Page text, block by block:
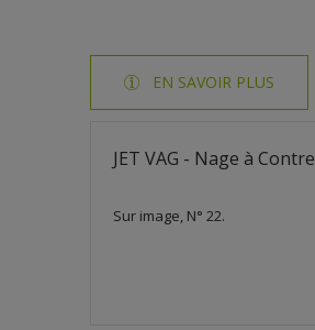
EN SAVOIR PLUS
JET VAG - Nage à
Sur image, N° 22.